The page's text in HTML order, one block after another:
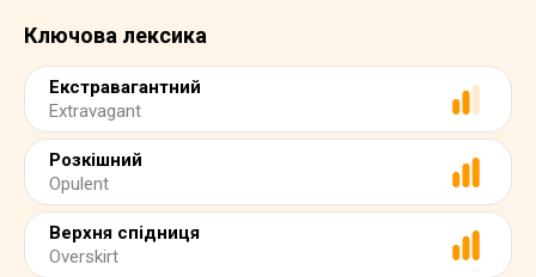
Ключова лексика
Екстравагантний
Extravagant
Розкішний
Opulent
Верхня спідниця
Overskirt